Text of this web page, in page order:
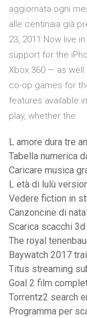
aggiornata ogni
alle centinaia già
23, 2011 Now live
support for the
Xbox 360 — as
co-op games for
features available
play, whether the
L amore dura tre
Tabella numerica
Caricare musica
L età di lulù
Vedere fiction in
Canzoncine di
Scarica scacchi
The royal
Baywatch 2017
Titus streaming
Goal 2 film
Torrentz2 search
Programma per